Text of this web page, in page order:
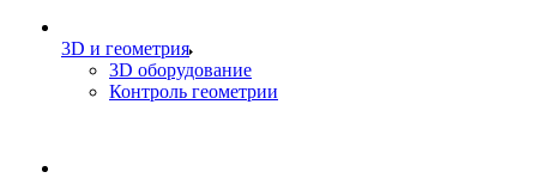
3D и геометрия
3D оборудование
Контроль геометрии